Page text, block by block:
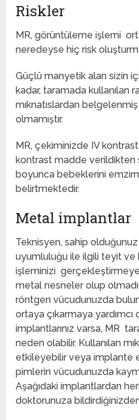
Riskler
MR, görüntüleme işlemi
neredeyse hiç risk
Güçlü manyetik alan sizin
kadar, taramada kullanılan
mıknatıslardan
olmamıştır.
MR, çekiminizde IV
kontrast madde verildikten
boyunca bebeklerini
belirtmektedir.
Metal implantlar
Teknisyen, sahip
uyumluluğu ile ilgili teyit
işleminizi
metal nesneler olup
röntgen vücudunuzda
ortaya çıkarmaya
implantlarınız varsa, MR
neden olabilir. Kullanılan
etkileyebilir veya implante
pimlerin vücudunuzda
Aşağıdaki implantlardan
doktorunuza